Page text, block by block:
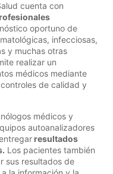
cuenta con
oportuno de
infecciosas,
y muchas otras
realizar un
médicos mediante
de calidad y
médicos y
autoanalizadores
resultados
Los pacientes también
sus resultados de